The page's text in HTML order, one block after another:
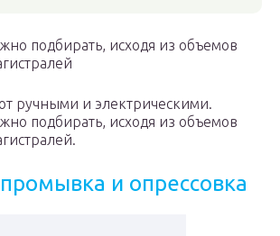
подбирать, исходя из объемов
ручными и электрическими.
подбирать, исходя из объемов
и опрессовка